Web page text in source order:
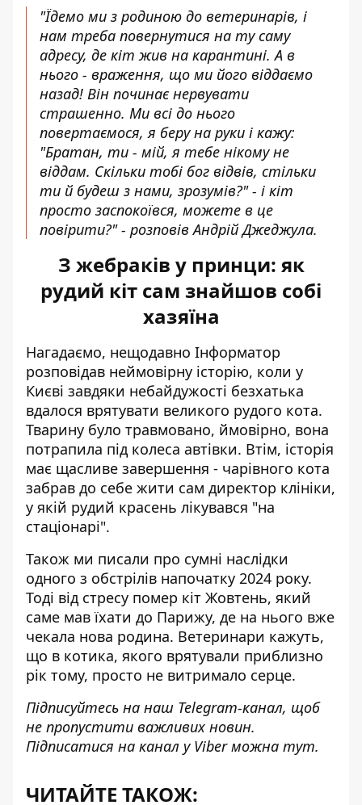
"Їдемо ми з родиною до ветеринарів, і
нам треба повернутися на ту саму
адресу, де кіт жив на карантині. А в
нього - враження, що ми його віддаємо
назад! Він починає нервувати
страшенно. Ми всі до нього
повертаємося, я беру на руки і кажу:
"Братан, ти - мій, я тебе нікому не
віддам. Скільки тобі бог відвів, стільки
ти й будеш з нами, зрозумів?" - і кіт
просто заспокоївся, можете в це
повірити?" - розповів Андрій Джеджула.
З жебраків у принци: як
рудий кіт сам знайшов собі
хазяїна
Нагадаємо, нещодавно Інформатор
розповідав неймовірну історію, коли у
Києві завдяки небайдужості безхатька
вдалося врятувати великого рудого кота.
Тварину було травмовано, ймовірно, вона
потрапила під колеса автівки. Втім, історія
має щасливе завершення - чарівного кота
забрав до себе жити сам директор клініки,
у якій рудий красень лікувався "на
стаціонарі".
Також ми писали про сумні наслідки
одного з обстрілів напочатку 2024 року.
Тоді від стресу помер кіт Жовтень, який
саме мав їхати до Парижу, де на нього вже
чекала нова родина. Ветеринари кажуть,
що в котика, якого врятували приблизно
рік тому, просто не витримало серце.
Підписуйтесь на наш Telegram-канал, щоб
не пропустити важливих новин.
Підписатися на канал у Viber можна тут.
ЧИТАЙТЕ ТАКОЖ: